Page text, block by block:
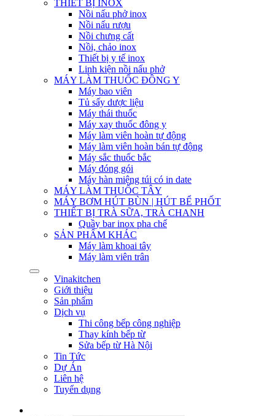
THIẾT BỊ INOX
Nồi nấu phở inox
Nồi nấu rượu
Nồi chưng cất
Nồi, chảo inox
Thiết bị y tế inox
Linh kiện nồi nấu phở
MÁY LÀM THUỐC ĐÔNG Y
Máy bao viên
Tủ sấy dược liệu
Máy thái thuốc
Máy xay thuốc đông y
Máy làm viên hoàn tự động
Máy làm viên hoàn bán tự động
Máy sắc thuốc bắc
Máy đóng gói
Máy hàn miệng túi có in date
MÁY LÀM THUỐC TÂY
MÁY BƠM HÚT BÙN | HÚT BỂ PHỐT
THIẾT BỊ TRÀ SỮA, TRÀ CHANH
Quầy bar inox pha chế
SẢN PHẨM KHÁC
Máy làm khoai tây
Máy làm viên trân
Vinakitchen
Giới thiệu
Sản phẩm
Dịch vụ
Thi công bếp công nghiệp
Thay kính bếp từ
Sửa bếp từ Hà Nội
Tin Tức
Dự Án
Liên hệ
Tuyển dụng